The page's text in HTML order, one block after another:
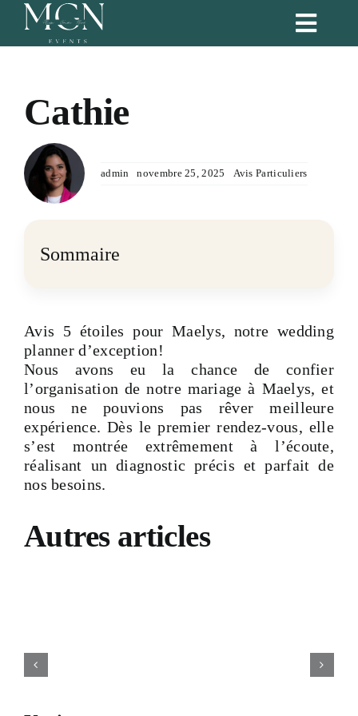
Passer
Toggle
Nos services
Formules
Notre équipe
Devis & Contact
Cathie
admin novembre 25, 2025 Avis Particuliers
Avis 5 étoiles pour Maelys, notre wedding
planner d’exception!
Nous avons eu la chance de confier
l’organisation de notre mariage à Maelys, et
nous ne pouvions pas rêver meilleure
expérience. Dès le premier rendez-vous, elle
s’est montrée extrêmement à l’écoute,
réalisant un diagnostic précis et parfait de
nos besoins.
Autres articles
Sommaire